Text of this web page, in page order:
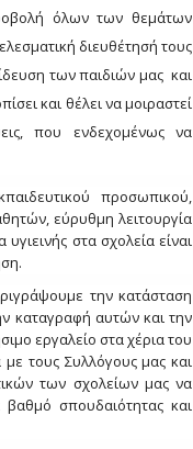
όλων των θεμάτων
διευθέτησή τους
των παιδιών μας και
και θέλει να μοιραστεί
που ενδεχομένως να
προσωπικού,
εύρυθμη λειτουργία
στα σχολεία είναι
την κατάσταση
καταγραφή αυτών και την
εργαλείο στα χέρια του
τους Συλλόγους μας και
των σχολείων μας να
σπουδαιότητας και